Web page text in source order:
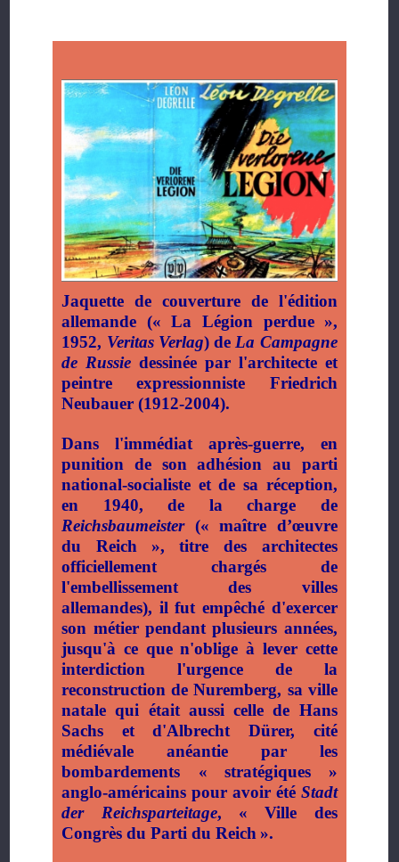
Jaquette de couverture de l'édition
allemande (« La Légion perdue »,
1952, Veritas Verlag) de La Campagne
de Russie dessinée par l'architecte et
peintre expressionniste Friedrich
Neubauer (1912-2004).
Dans l'immédiat après-guerre, en
punition de son adhésion au parti
national-socialiste et de sa réception,
en 1940, de la charge de
Reichsbaumeister(« maître d’œuvre
du Reich
», titre des architectes
officiellement chargés de
l'embellissement des villes
allemandes), il fut empêché d'exercer
son métier pendant plusieurs années,
jusqu'à ce que n'oblige à lever cette
interdiction l'urgence de la
reconstruction de Nuremberg, sa ville
natale qui était aussi celle de Hans
Sachs et d'Albrecht Dürer, cité
médiévale anéantie par les
bombardements « stratégiques
»
anglo-américains pour avoir été Stadt
der Reichsparteitage, «
Ville des
Congrès du Parti du Reich ».